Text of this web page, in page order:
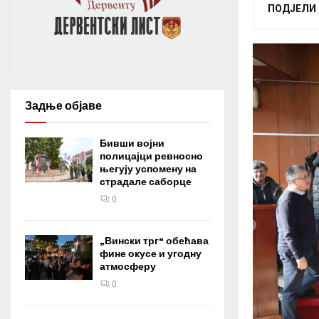
ПОДЈЕЛИ
Задње објаве
Бивши војни
полицајци ревносно
његују успомену на
страдале саборце
0
„Вински трг“ обећава
фине окусе и угодну
атмосферу
0